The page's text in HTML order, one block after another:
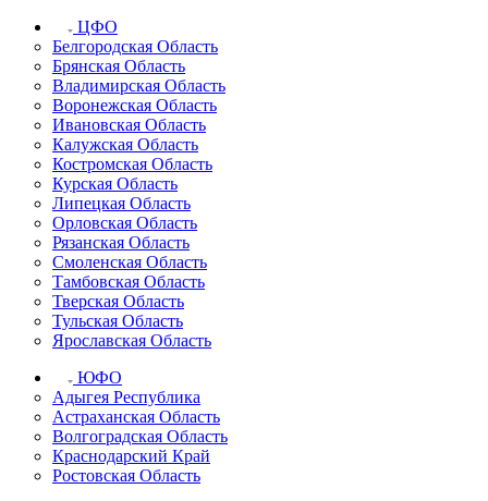
ЦФО
Белгородская Область
Брянская Область
Владимирская Область
Воронежская Область
Ивановская Область
Калужская Область
Костромская Область
Курская Область
Липецкая Область
Орловская Область
Рязанская Область
Смоленская Область
Тамбовская Область
Тверская Область
Тульская Область
Ярославская Область
ЮФО
Адыгея Республика
Астраханская Область
Волгоградская Область
Краснодарский Край
Ростовская Область